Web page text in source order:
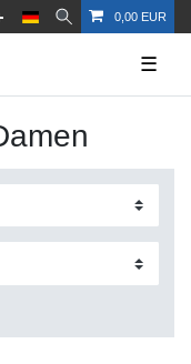
0,00 EUR
☰